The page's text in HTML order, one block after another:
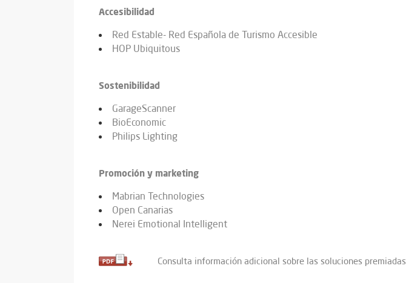
Accesibilidad
Red Estable- Red Española de Turismo Accesible
HOP Ubiquitous
Sostenibilidad
GarageScanner
BioEconomic
Philips Lighting
Promoción y marketing
Mabrian Technologies
Open Canarias
Nerei Emotional Intelligent
Consulta información adicional sobre las soluciones premiadas